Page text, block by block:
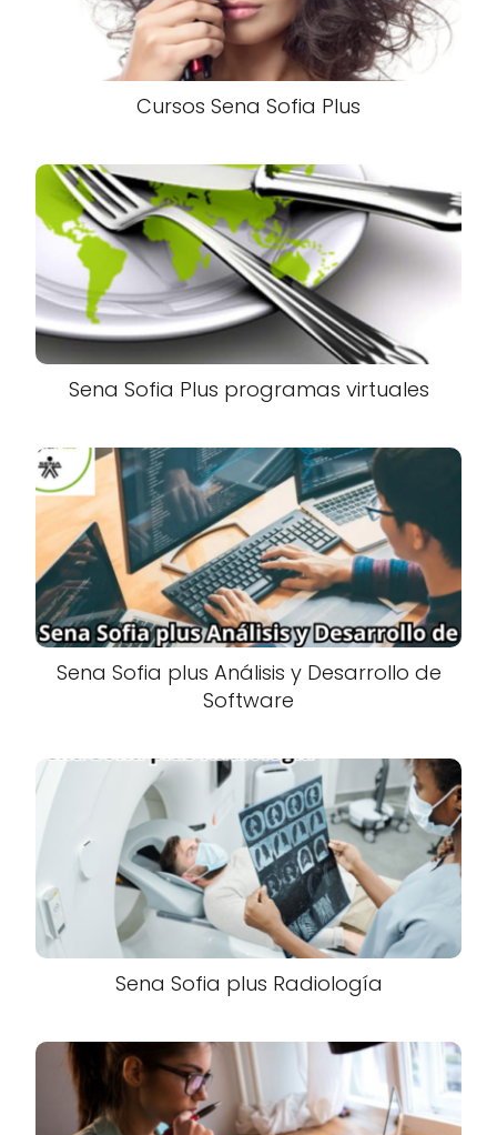
Cursos Sena Sofia Plus
Sena Sofia Plus programas virtuales
Sena Sofia plus Análisis y Desarrollo de
Software
Sena Sofia plus Radiología